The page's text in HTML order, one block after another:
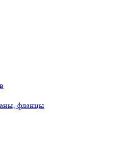
фланцы